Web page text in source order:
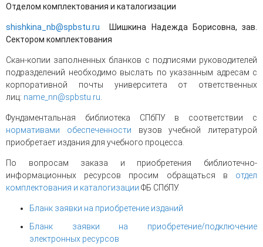
Отделом комплектования и каталогизации
shishkina_nb@spbstu.ru
Шишкина Надежда Борисовна, зав.
Сектором комплектования
Скан-копии заполненных бланков с подписями руководителей
подразделений необходимо выслать по указанным адресам с
корпоративной почты университета от ответственных
лиц: name_nn@spbstu.ru
Фундаментальная библиотека СПбПУ в соответствии с
нормативами обеспеченности вузов учебной литературой
приобретает издания для учебного процесса.
По вопросам заказа и приобретения библиотечно-
информационных ресурсов просим обращаться в отдел
комплектования и каталогизации ФБ СПбПУ.
Бланк заявки на приобретение изданий
Бланк заявки на приобретение/подключение
электронных ресурсов